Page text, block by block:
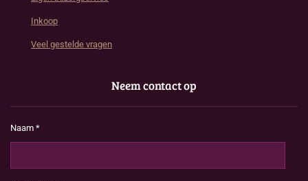
Inkoop
Veel gestelde vragen
Neem contact op
Naam *